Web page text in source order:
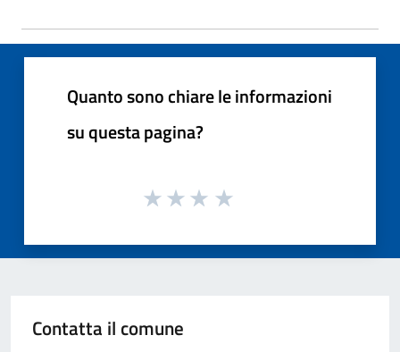
Quanto sono chiare le informazioni
su questa pagina?
Contatta il comune